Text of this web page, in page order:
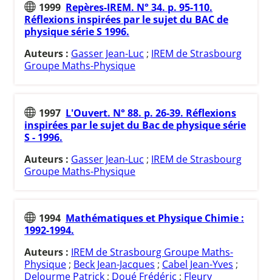
1999 Repères-IREM. N° 34. p. 95-110.
Réflexions inspirées par le sujet du BAC de
physique série S 1996.
Auteurs : Gasser Jean-Luc ; IREM de Strasbourg
Groupe Maths-Physique
1997 L'Ouvert. N° 88. p. 26-39. Réflexions
inspirées par le sujet du Bac de physique série
S - 1996.
Auteurs : Gasser Jean-Luc ; IREM de Strasbourg
Groupe Maths-Physique
1994 Mathématiques et Physique Chimie :
1992-1994.
Auteurs : IREM de Strasbourg Groupe Maths-
Physique; Beck Jean-Jacques ; Cabel Jean-Yves ;
Delourme Patrick ; Doué Frédéric ; Fleury